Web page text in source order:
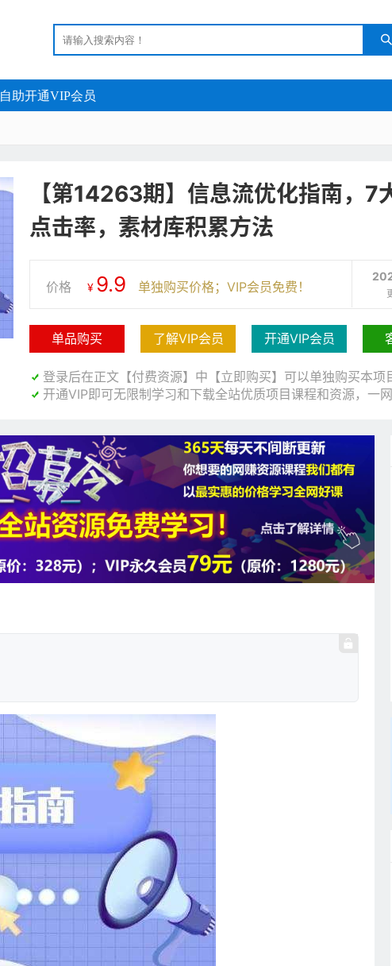

自助开通VIP会员
【第14263期】信息流优化指南，7
点击率，素材库积累方法
价格 ¥ 9.9 单独购买价格；VIP会员免费！
单品购买 了解VIP会员 开通VIP会员
 登录后在正文【付费资源】中【立即购买】可以单独购买本项
 开通VIP即可无限制学习和下载全站优质项目课程和资源，一